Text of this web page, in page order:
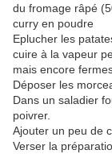
du fromage râpé
curry en poudre
Eplucher les
cuire à la vapeur
mais encore
Déposer les
Dans un saladier
poivrer.
Ajouter un peu de
Verser la